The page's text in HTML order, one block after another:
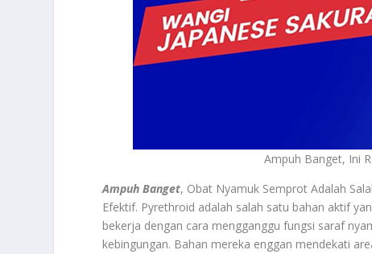
Ampuh Banget, Ini
Ampuh Banget, Obat Nyamuk Semprot Adalah
Efektif. Pyrethroid adalah salah satu bahan aktif
bekerja dengan cara mengganggu fungsi saraf
kebingungan. Bahan mereka enggan mendekati